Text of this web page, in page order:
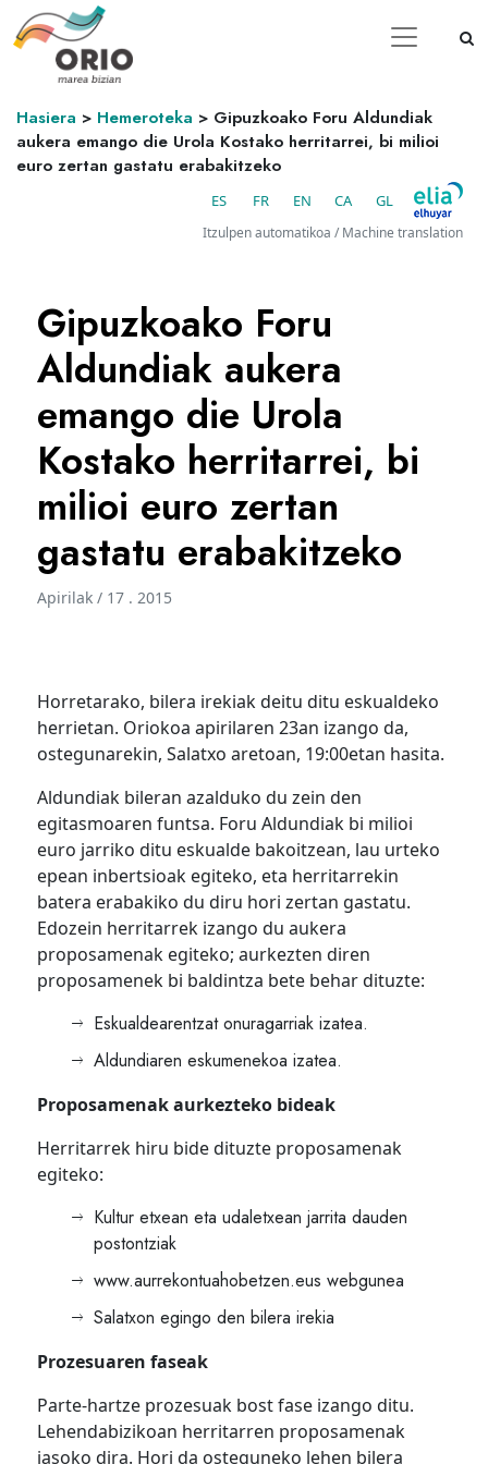
Hasiera > Hemeroteka > Gipuzkoako Foru Aldundiak
aukera emango die Urola Kostako herritarrei, bi milioi
euro zertan gastatu erabakitzeko
ES FR EN CA GL
Itzulpen automatikoa / Machine translation
Gipuzkoako Foru
Aldundiak aukera
emango die Urola
Kostako herritarrei, bi
milioi euro zertan
gastatu erabakitzeko
Apirilak / 17 . 2015
Horretarako, bilera irekiak deitu ditu eskualdeko
herrietan. Oriokoa apirilaren 23an izango da,
ostegunarekin, Salatxo aretoan, 19:00etan hasita.
Aldundiak bileran azalduko du zein den
egitasmoaren funtsa. Foru Aldundiak bi milioi
euro jarriko ditu eskualde bakoitzean, lau urteko
epean inbertsioak egiteko, eta herritarrekin
batera erabakiko du diru hori zertan gastatu.
Edozein herritarrek izango du aukera
proposamenak egiteko; aurkezten diren
proposamenek bi baldintza bete behar dituzte:
Eskualdearentzat onuragarriak izatea.
Aldundiaren eskumenekoa izatea.
Proposamenak aurkezteko bideak
Herritarrek hiru bide dituzte proposamenak
egiteko:
Kultur etxean eta udaletxean jarrita dauden
postontziak
www.aurrekontuahobetzen.eus webgunea
Salatxon egingo den bilera irekia
Prozesuaren faseak
Parte-hartze prozesuak bost fase izango ditu.
Lehendabizikoan herritarren proposamenak
jasoko dira. Hori da osteguneko lehen bilera